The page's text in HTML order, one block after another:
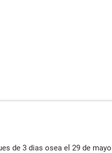
de 3 dias osea el 29 de mayo